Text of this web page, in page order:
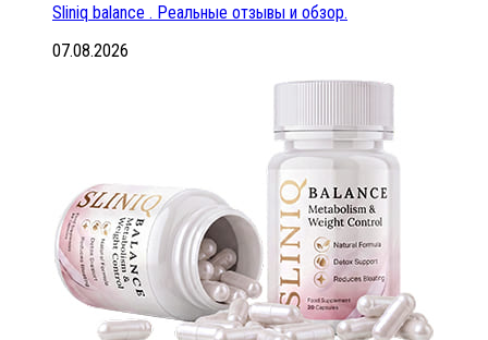
Sliniq balance . Реальные отзывы и обзор.
07.08.2026